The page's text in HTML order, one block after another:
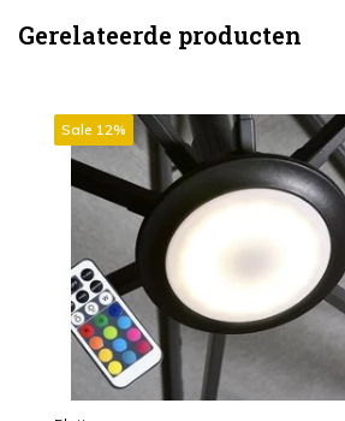
Gerelateerde producten
Sale 12%